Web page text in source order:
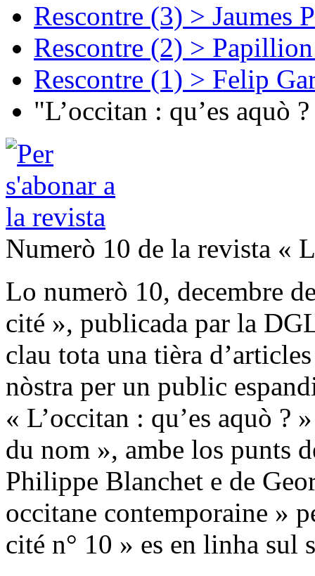
Rescontre (3) > Jaumes
Rescontre (2) >
Rescontre (1) > Felip
"L’occitan : qu’es aquò
Numerò 10 de la revista «
Lo numerò 10, decembre
cité », publicada par la
clau tota una tièra
nòstra per un public
« L’occitan : qu’es aquò ?
du nom », ambe los punts
Philippe Blanchet e de
occitane contemporaine »
cité n° 10 » es en linha